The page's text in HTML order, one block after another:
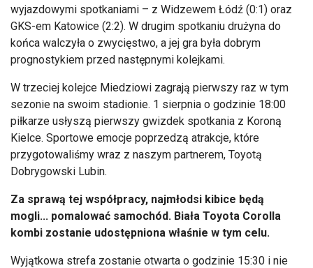
wyjazdowymi spotkaniami – z Widzewem Łódź (0:1) oraz
GKS-em Katowice (2:2). W drugim spotkaniu drużyna do
końca walczyła o zwycięstwo, a jej gra była dobrym
prognostykiem przed następnymi kolejkami.
W trzeciej kolejce Miedziowi zagrają pierwszy raz w tym
sezonie na swoim stadionie. 1 sierpnia o godzinie 18:00
piłkarze usłyszą pierwszy gwizdek spotkania z Koroną
Kielce. Sportowe emocje poprzedzą atrakcje, które
przygotowaliśmy wraz z naszym partnerem, Toyotą
Dobrygowski Lubin.
Za sprawą tej współpracy, najmłodsi kibice będą
mogli... pomalować samochód. Biała Toyota Corolla
kombi zostanie udostępniona właśnie w tym celu.
Wyjątkowa strefa zostanie otwarta o godzinie 15:30 i nie